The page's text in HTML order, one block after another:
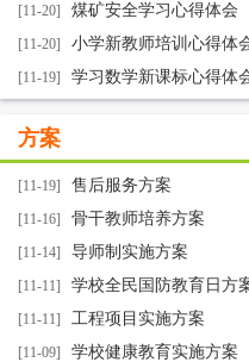
[11-20]
煤矿安全学习心得体会
[11-20]
小学新教师培训心得体
[11-19]
学习数学新课标心得体
方案
[11-19] 售后服务方案
[11-16]
骨干教师培养方案
[11-14]
导师制实施方案
[11-11]
学校全民国防教育日方
[11-11]
工程项目实施方案
[11-09]
学校健康教育实施方案